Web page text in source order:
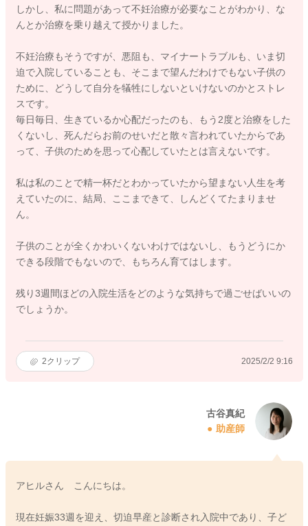
しかし、私に問題があって不妊治療が必要なことがわかり、な
んとか治療を乗り越えて授かりました。
不妊治療もそうですが、悪阻も、マイナートラブルも、いま切
迫で入院していることも、そこまで望んだわけでもない子供の
ために、どうして自分を犠牲にしないといけないのかとストレ
スです。
毎日毎日、生きているか心配だったのも、もう2度と治療をした
くないし、死んだらお前のせいだと散々言われていたからであ
って、子供のためを思って心配していたとは言えないです。
私は私のことで精一杯だとわかっていたから望まない人生を考
えていたのに、結局、ここまできて、しんどくてたまりませ
ん。
子供のことが全くかわいくないわけではないし、もうどうにか
できる段階でもないので、もちろん育てはします。
残り3週間ほどの入院生活をどのような気持ちで過ごせばいいの
でしょうか。
2クリップ 2025/2/2 9:16
古谷真紀
助産師
アヒルさん こんにちは。
現在妊娠33週を迎え、切迫早産と診断され入院中であり、子ど